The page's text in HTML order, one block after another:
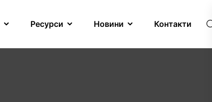
Ресурси Новини Контакти